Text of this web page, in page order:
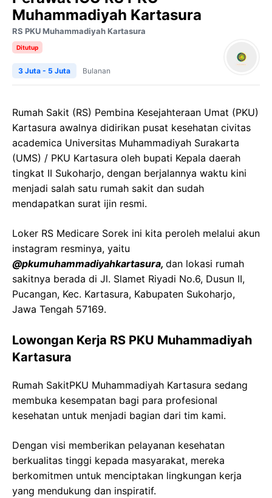
Muhammadiyah Kartasura
RS PKU Muhammadiyah Kartasura
Ditutup
3 Juta - 5 Juta Bulanan
Rumah Sakit (RS) Pembina Kesejahteraan Umat (PKU)
Kartasura awalnya didirikan pusat kesehatan civitas
academica Universitas Muhammadiyah Surakarta
(UMS) / PKU Kartasura oleh bupati Kepala daerah
tingkat II Sukoharjo, dengan berjalannya waktu kini
menjadi salah satu rumah sakit dan sudah
mendapatkan surat ijin resmi.
Loker RS Medicare Sorek ini kita peroleh melalui akun
instagram resminya, yaitu
@pkumuhammadiyahkartasura, dan lokasi rumah
sakitnya berada di Jl. Slamet Riyadi No.6, Dusun II,
Pucangan, Kec. Kartasura, Kabupaten Sukoharjo,
Jawa Tengah 57169.
Lowongan Kerja RS PKU Muhammadiyah
Kartasura
Rumah SakitPKU Muhammadiyah Kartasura sedang
membuka kesempatan bagi para profesional
kesehatan untuk menjadi bagian dari tim kami.
Dengan visi memberikan pelayanan kesehatan
berkualitas tinggi kepada masyarakat, mereka
berkomitmen untuk menciptakan lingkungan kerja
yang mendukung dan inspiratif.